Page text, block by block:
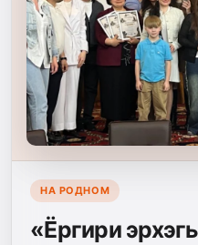
НА РОДНОМ
«Ёргири